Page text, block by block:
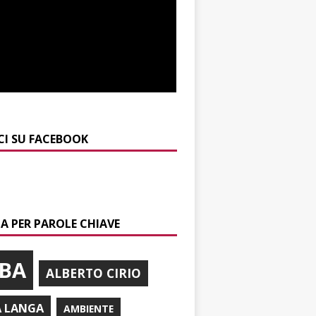
SU FACEBOOK
PER PAROLE CHIAVE
ALBERTO CIRIO
LANGA AMBIENTE